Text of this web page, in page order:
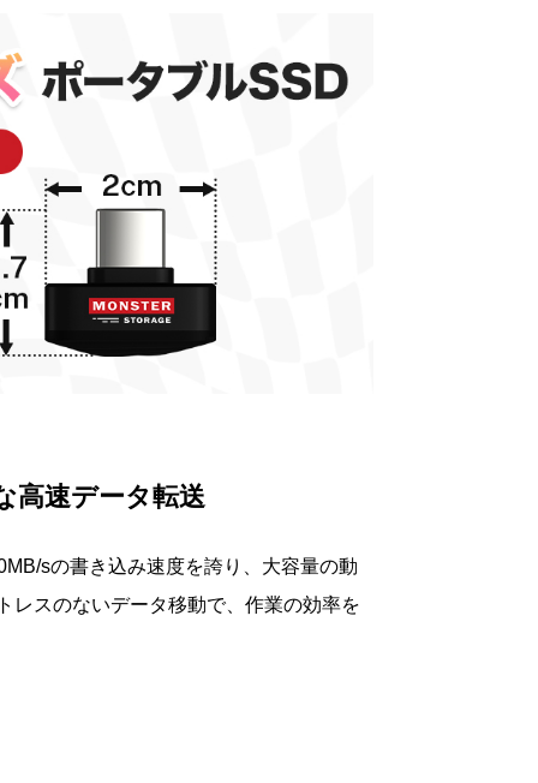
高速データ転送
sの書き込み速度を誇り、大容量の動
レスのないデータ移動で、作業の効率を